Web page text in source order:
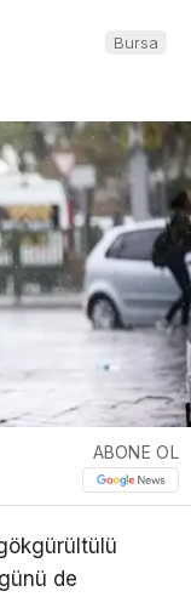
Bursa
ABONE OL
de